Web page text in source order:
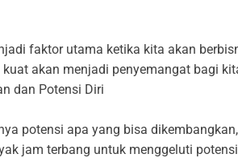
faktor utama ketika kita akan
kuat akan menjadi penyemangat bagi
dan Potensi Diri
potensi apa yang bisa
jam terbang untuk menggeluti